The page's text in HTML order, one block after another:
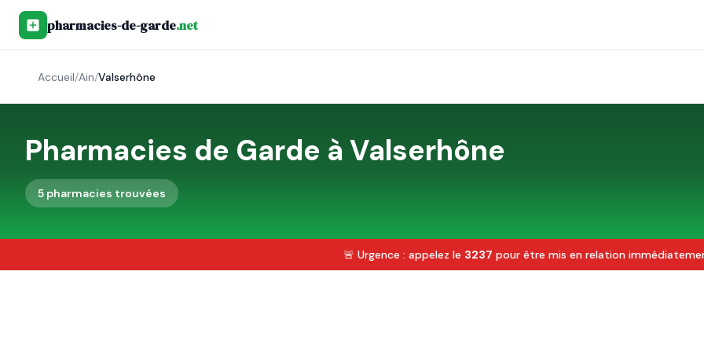
pharmacies-de-garde.net
Accueil/Ain/Valserhône
Pharmacies de Garde àValserhône
5 pharmacies trouvées
🚨 Urgence : appelez le 3237 pour être mis en relation